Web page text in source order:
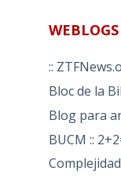
WEBLOGS
::
Bloc de la
Blog para
BUCM ::
Complejidad